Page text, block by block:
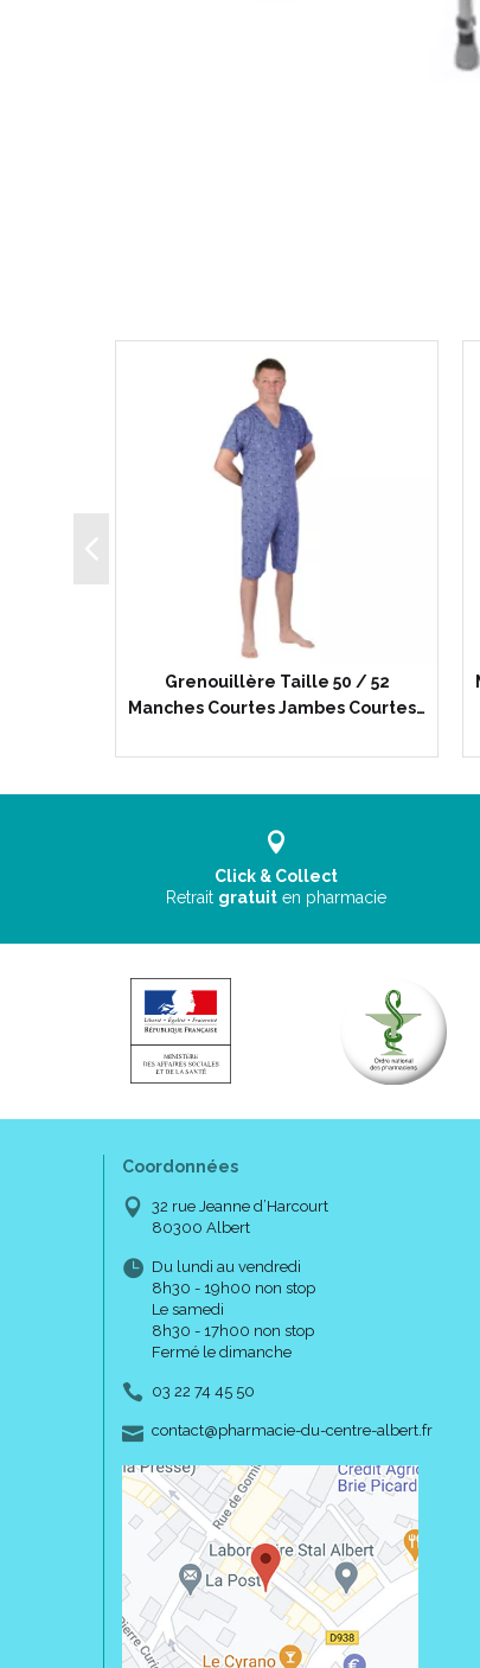
Grenouillère Taille 50 / 52
Manches Courtes Jambes Courtes…
Click & Collect
Retrait gratuit en pharmacie
Coordonnées
32 rue Jeanne d’Harcourt
80300 Albert
Du lundi au vendredi
8h30 - 19h00 non stop
Le samedi
8h30 - 17h00 non stop
Fermé le dimanche
03 22 74 45 50
contact-
@-
pharmacie-du-centre-albert.fr